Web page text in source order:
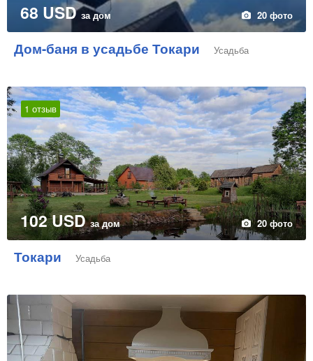
68 USDза дом 20 фото
Дом-баня в усадьбе Токари Усадьба
1 отзыв
102 USDза дом 20 фото
Токари Усадьба